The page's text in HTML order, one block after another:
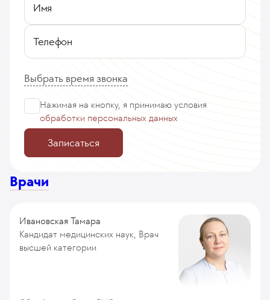
Имя
Телефон
Выбрать время звонка
Нажимая на кнопку, я принимаю условия
обработки персональных данных
Записаться
Врачи
Ивановская Тамара
Кандидат медицинских наук, Врач
высшей категории